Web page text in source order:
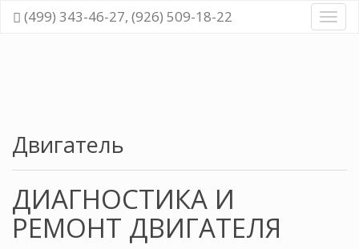
(499) 343-46-27, (926) 509-18-22
и
Двигатель
ДИАГНОСТИКА И
РЕМОНТ ДВИГАТЕЛЯ